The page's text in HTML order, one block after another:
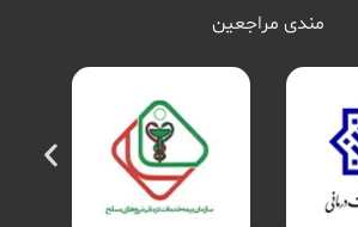
مندی مراجعین